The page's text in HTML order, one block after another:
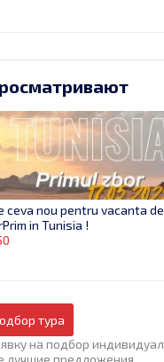
ceva nou pentru vacanta
in Tunisia !
тура
на подбор
лучшие предложения.